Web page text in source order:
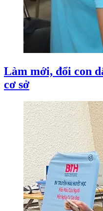
Làm mới, đổi con
cơ sở